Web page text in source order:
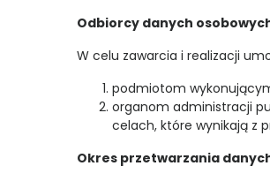
Odbiorcy danych
W celu zawarcia i realizacji
podmiotom
organom administracji
celach, które wynikają z
Okres przetwarzania